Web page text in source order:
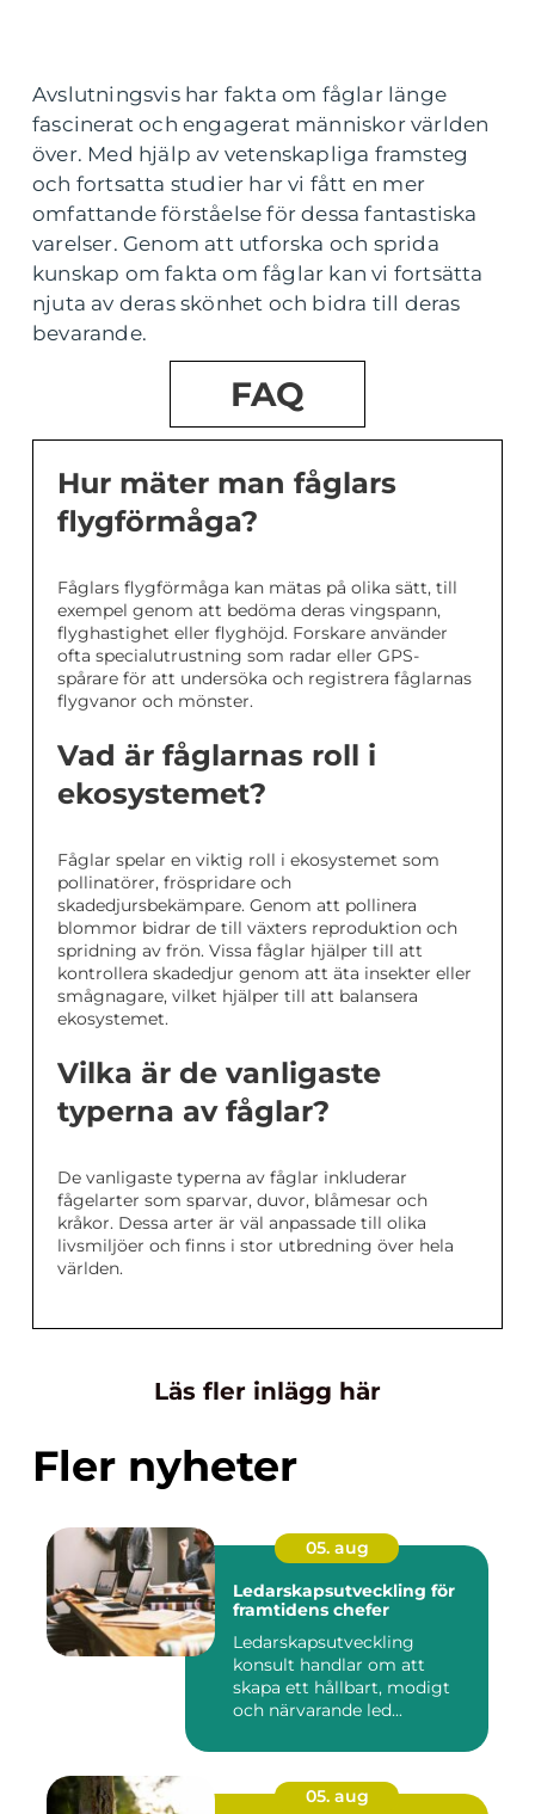
Avslutningsvis har fakta om fåglar länge
fascinerat och engagerat människor världen
över. Med hjälp av vetenskapliga framsteg
och fortsatta studier har vi fått en mer
omfattande förståelse för dessa fantastiska
varelser. Genom att utforska och sprida
kunskap om fakta om fåglar kan vi fortsätta
njuta av deras skönhet och bidra till deras
bevarande.
FAQ
Hur mäter man fåglars
flygförmåga?
Fåglars flygförmåga kan mätas på olika sätt, till
exempel genom att bedöma deras vingspann,
flyghastighet eller flyghöjd. Forskare använder
ofta specialutrustning som radar eller GPS-
spårare för att undersöka och registrera fåglarnas
flygvanor och mönster.
Vad är fåglarnas roll i
ekosystemet?
Fåglar spelar en viktig roll i ekosystemet som
pollinatörer, fröspridare och
skadedjursbekämpare. Genom att pollinera
blommor bidrar de till växters reproduktion och
spridning av frön. Vissa fåglar hjälper till att
kontrollera skadedjur genom att äta insekter eller
smågnagare, vilket hjälper till att balansera
ekosystemet.
Vilka är de vanligaste
typerna av fåglar?
De vanligaste typerna av fåglar inkluderar
fågelarter som sparvar, duvor, blåmesar och
kråkor. Dessa arter är väl anpassade till olika
livsmiljöer och finns i stor utbredning över hela
världen.
Läs fler inlägg här
Fler nyheter
05. aug
Ledarskapsutveckling för
framtidens chefer
Ledarskapsutveckling
konsult handlar om att
skapa ett hållbart, modigt
och närvarande led...
05. aug